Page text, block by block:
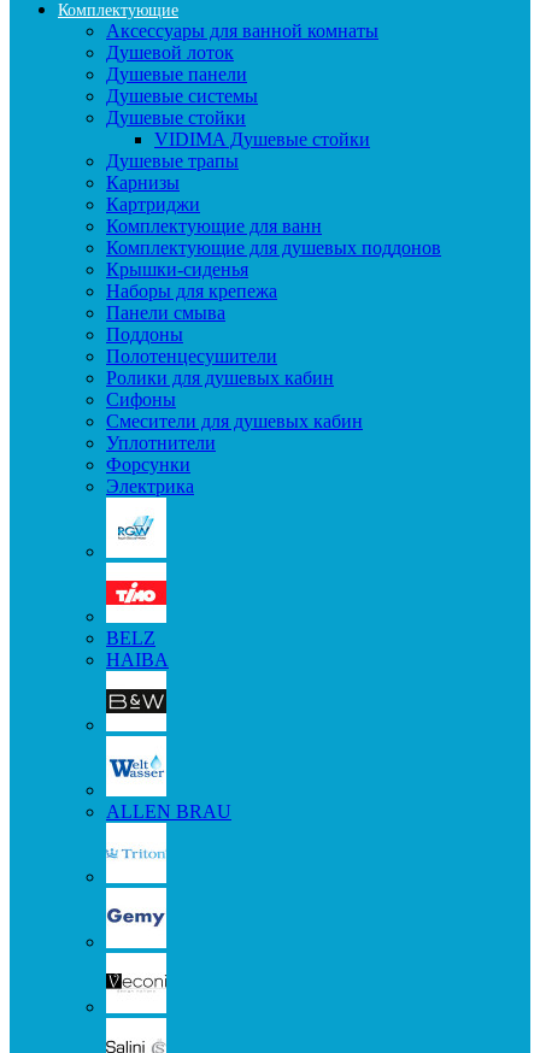
Комплектующие
Аксессуары для ванной комнаты
Душевой лоток
Душевые панели
Душевые системы
Душевые стойки
VIDIMA Душевые стойки
Душевые трапы
Карнизы
Картриджи
Комплектующие для ванн
Комплектующие для душевых поддонов
Крышки-сиденья
Наборы для крепежа
Панели смыва
Поддоны
Полотенцесушители
Ролики для душевых кабин
Сифоны
Смесители для душевых кабин
Уплотнители
Форсунки
Электрика
BELZ
HAIBA
ALLEN BRAU